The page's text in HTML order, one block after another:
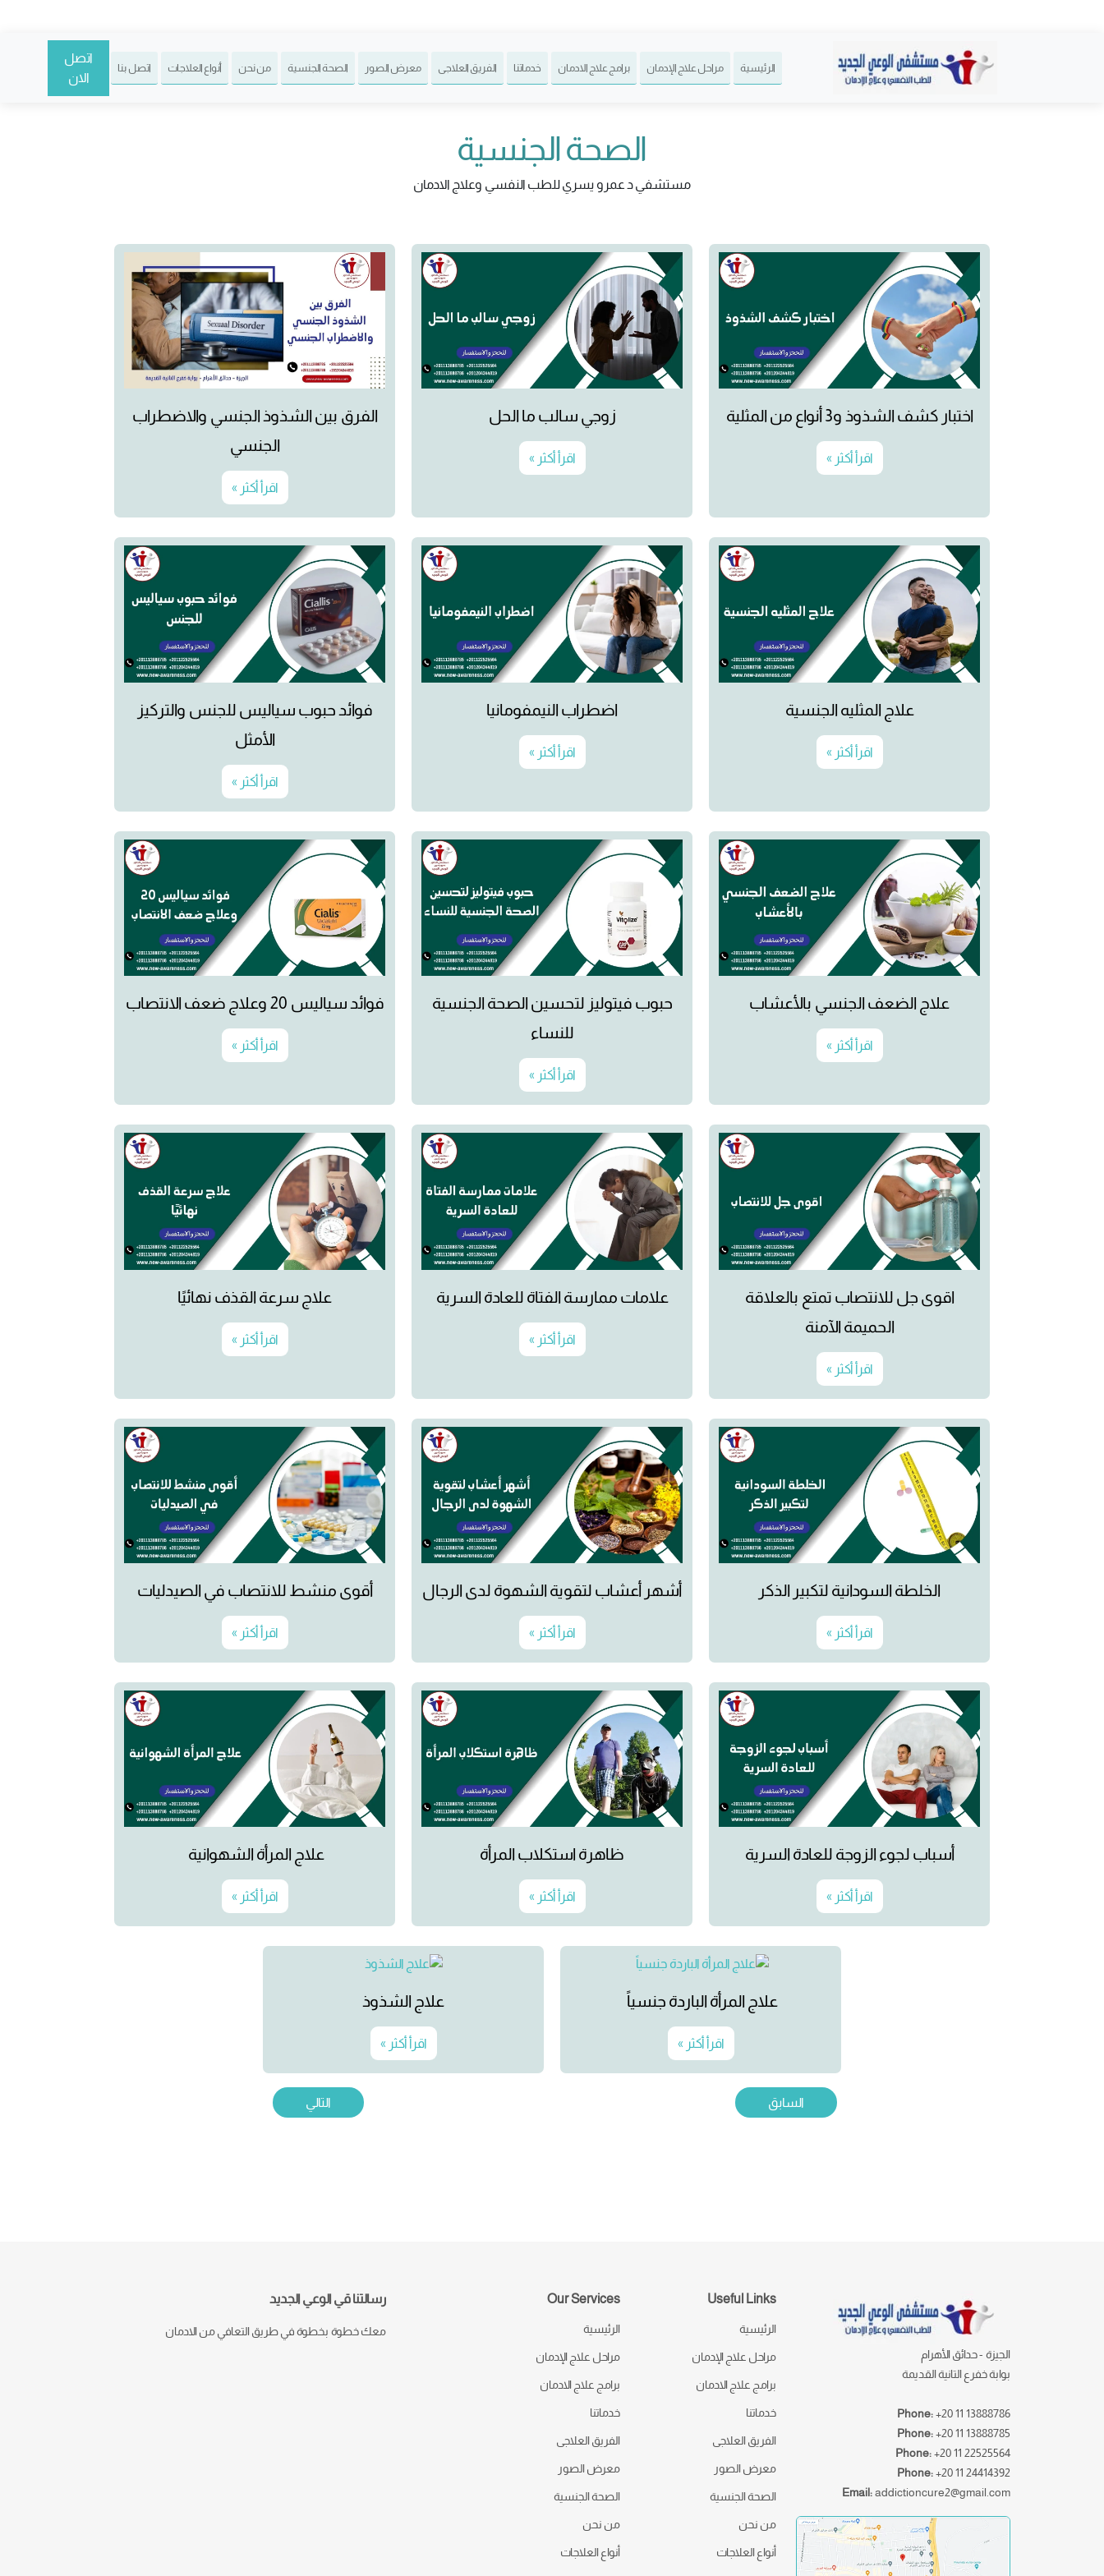
الرئيسية مراحل علاج الإدمان برامج علاج الادمان خدماتنا الفريق العلاجى معرض الصور الصحة الجنسية من نحن أنواع العلاجات اتصل بنا
اتصل
الان
الصحة الجنسية
مستشفي د عمرو يسري للطب النفسي وعلاج الادمان
اختبار كشف الشذوذ و3 أنواع من المثلية
اقرأ أكثر »
زوجي سالب ما الحل
اقرأ أكثر »
الفرق بين الشذوذ الجنسي والاضطراب
الجنسي
اقرأ أكثر »
علاج المثليه الجنسية
اقرأ أكثر »
اضطراب النيمفومانيا
اقرأ أكثر »
فوائد حبوب سياليس للجنس والتركيز
الأمثل
اقرأ أكثر »
علاج الضعف الجنسي بالأعشاب
اقرأ أكثر »
حبوب فيتوليز لتحسين الصحة الجنسية
للنساء
اقرأ أكثر »
فوائد سياليس 20 وعلاج ضعف الانتصاب
اقرأ أكثر »
اقوى جل للانتصاب تمتع بالعلاقة
الحميمة الآمنة
اقرأ أكثر »
علامات ممارسة الفتاة للعادة السرية
اقرأ أكثر »
علاج سرعة القذف نهائيًا
اقرأ أكثر »
الخلطة السودانية لتكبير الذكر
اقرأ أكثر »
أشهر أعشاب لتقوية الشهوة لدى الرجال
اقرأ أكثر »
أقوى منشط للانتصاب في الصيدليات
اقرأ أكثر »
أسباب لجوء الزوجة للعادة السرية
اقرأ أكثر »
ظاهرة استكلاب المرأة
اقرأ أكثر »
علاج المرأة الشهوانية
اقرأ أكثر »
علاج المرأة الباردة جنسياً
اقرأ أكثر »
علاج الشذوذ
اقرأ أكثر »
السابق التالي
الجيزة - حدائق الأهرام
بوابة خفرع التانية القديمة
Phone:+20 11 13888786
Phone:+20 11 13888785
Phone:+20 11 22525564
Phone:+20 11 24414392
Email:addictioncure2@gmail.com
Useful Links
الرئيسية
مراحل علاج الإدمان
برامج علاج الادمان
خدماتنا
الفريق العلاجى
معرض الصور
الصحة الجنسية
من نحن
أنواع العلاجات
Our Services
الرئيسية
مراحل علاج الإدمان
برامج علاج الادمان
خدماتنا
الفريق العلاجى
معرض الصور
الصحة الجنسية
من نحن
أنواع العلاجات
رسالتنا قي الوعي الجديد
معك خطوة بخطوة في طريق التعافي من الادمان